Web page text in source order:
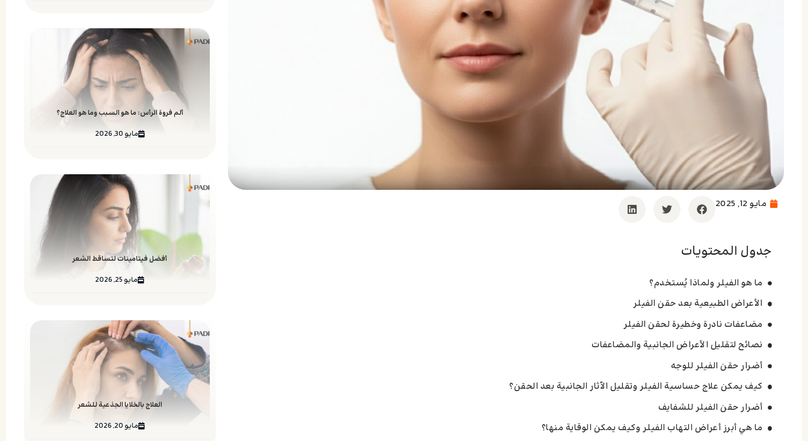
ألم فروة الرأس: ما هو السبب وما هو العلاج؟
مايو 30, 2026
أفضل فيتامينات لتساقط الشعر
مايو 25, 2026
العلاج بالخلايا الجذعية للشعر
مايو 20, 2026
مايو 12, 2025
جدول المحتويات
ما هو الفيلر ولماذا يُستخدم؟
الأعراض الطبيعية بعد حقن الفيلر
مضاعفات نادرة وخطيرة لحقن الفيلر
نصائح لتقليل الأعراض الجانبية والمضاعفات
أضرار حقن الفيلر للوجه
كيف يمكن علاج حساسية الفيلر وتقليل الآثار الجانبية بعد الحقن؟
أضرار حقن الفيلر للشفايف
ما هي أبرز أعراض التهاب الفيلر وكيف يمكن الوقاية منها؟